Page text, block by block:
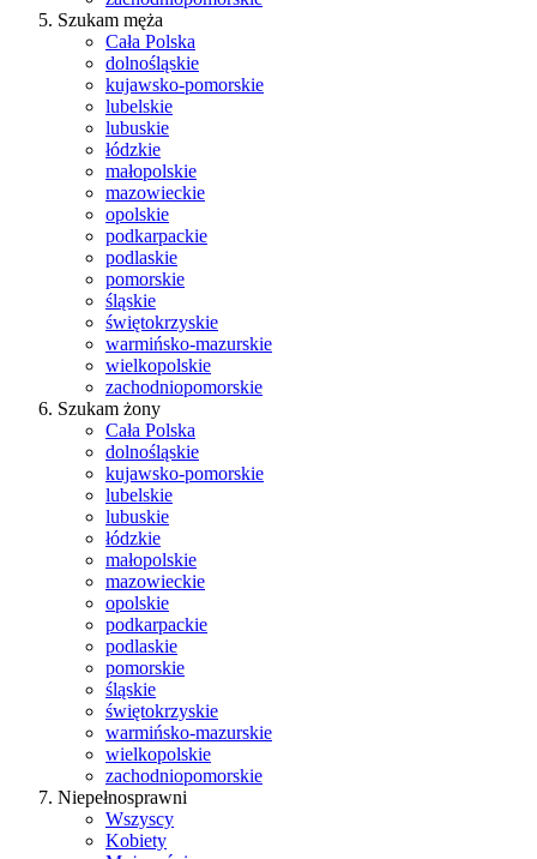
Szukam męża
Cała Polska
dolnośląskie
kujawsko-pomorskie
lubelskie
lubuskie
łódzkie
małopolskie
mazowieckie
opolskie
podkarpackie
podlaskie
pomorskie
śląskie
świętokrzyskie
warmińsko-mazurskie
wielkopolskie
zachodniopomorskie
Szukam żony
Cała Polska
dolnośląskie
kujawsko-pomorskie
lubelskie
lubuskie
łódzkie
małopolskie
mazowieckie
opolskie
podkarpackie
podlaskie
pomorskie
śląskie
świętokrzyskie
warmińsko-mazurskie
wielkopolskie
zachodniopomorskie
Niepełnosprawni
Wszyscy
Kobiety